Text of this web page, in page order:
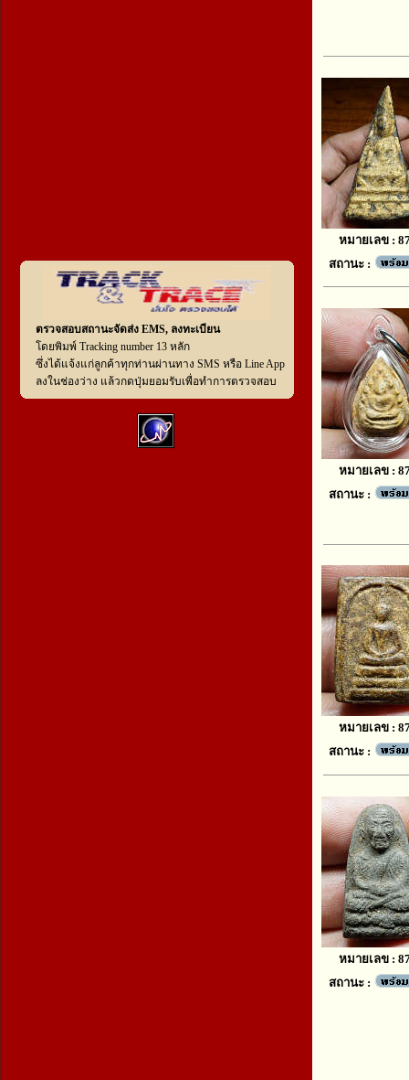
ตรวจสอบสถานะจัดส่ง EMS, ลงทะเบียน
โดยพิมพ์ Tracking number 13 หลัก
ซึ่งได้แจ้งแก่ลูกค้าทุกท่านผ่านทาง SMS หรือ Line App
ลงในช่องว่าง แล้วกดปุ่มยอมรับเพื่อทำการตรวจสอบ
หมายเลข :
สถานะ :
หมายเลข :
สถานะ :
หมายเลข :
สถานะ :
หมายเลข :
สถานะ :